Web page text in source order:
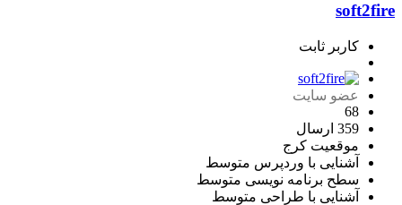
soft2fire
کاربر ثابت
عضو سایت
68
359 ارسال
موقعیت کرج
آشنایی با وردپرس متوسط
سطح برنامه نویسی متوسط
آشنایی با طراحی متوسط